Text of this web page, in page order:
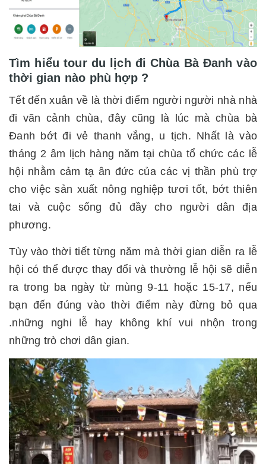
Tìm hiểu tour du lịch đi Chùa Bà Đanh vào
thời gian nào phù hợp ?
Tết đến xuân về là thời điểm người người nhà nhà
đi vãn cảnh chùa, đây cũng là lúc mà chùa bà
Đanh bớt đi vẻ thanh vắng, u tịch. Nhất là vào
tháng 2 âm lịch hàng năm tại chùa tổ chức các lễ
hội nhằm cảm tạ ân đức của các vị thần phù trợ
cho việc sản xuất nông nghiệp tươi tốt, bớt thiên
tai và cuộc sống đủ đầy cho người dân địa
phương.
Tùy vào thời tiết từng năm mà thời gian diễn ra lễ
hội có thể được thay đổi và thường lễ hội sẽ diễn
ra trong ba ngày từ mùng 9-11 hoặc 15-17, nếu
bạn đến đúng vào thời điểm này đừng bỏ qua
.những nghi lễ hay không khí vui nhộn trong
những trò chơi dân gian.